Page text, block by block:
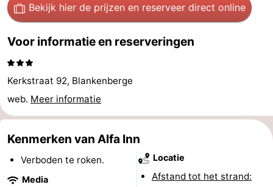
-
Beachside
-
Blankenberger
Duinen
-
Center
Parcs
Haan
Last
minutes
Strand
&
Bezienswaardigheden
Bekijk hier de prijzen en reserveer direct online
Voor informatie en reserveringen
Kerkstraat 92, Blankenberge
web. Meer informatie
Kenmerken van Alfa Inn
Verboden te roken.
Media
Locatie
Afstand tot het strand: